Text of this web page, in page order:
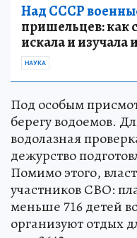
Над СССР
пришельцев: как
искала и изучала
НАУКА
Под особым
берегу водоемов.
водолазная
дежурство
Помимо этого,
участников СВО:
меньше 716 детей
организуют отдых